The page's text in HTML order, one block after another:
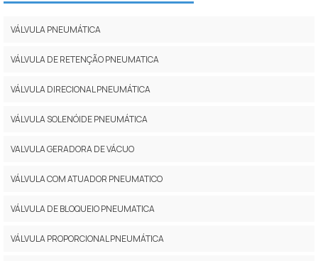
VÁLVULA PNEUMÁTICA
VÁLVULA DE RETENÇÃO PNEUMATICA
VÁLVULA DIRECIONAL PNEUMÁTICA
VÁLVULA SOLENÓIDE PNEUMÁTICA
VALVULA GERADORA DE VÁCUO
VÁLVULA COM ATUADOR PNEUMATICO
VÁLVULA DE BLOQUEIO PNEUMATICA
VÁLVULA PROPORCIONAL PNEUMÁTICA